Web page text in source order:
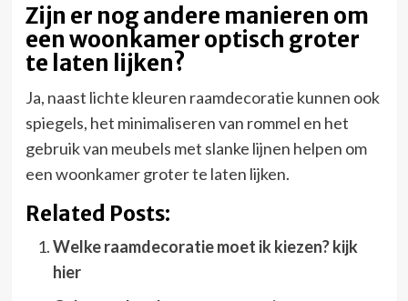
Zijn er nog andere manieren om
een woonkamer optisch groter
te laten lijken?
Ja, naast lichte kleuren raamdecoratie kunnen ook
spiegels, het minimaliseren van rommel en het
gebruik van meubels met slanke lijnen helpen om
een woonkamer groter te laten lijken.
Related Posts:
Welke raamdecoratie moet ik kiezen? kijk
hier